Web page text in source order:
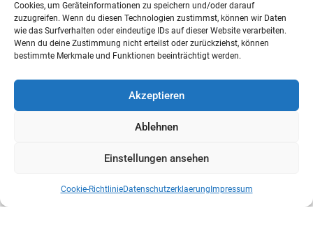
Cookies, um Geräteinformationen zu speichern und/oder darauf
zuzugreifen. Wenn du diesen Technologien zustimmst, können wir Daten
wie das Surfverhalten oder eindeutige IDs auf dieser Website verarbeiten.
Wenn du deine Zustimmung nicht erteilst oder zurückziehst, können
bestimmte Merkmale und Funktionen beeinträchtigt werden.
Akzeptieren
Ablehnen
Einstellungen ansehen
Cookie-RichtlinieDatenschutzerklaerung Impressum